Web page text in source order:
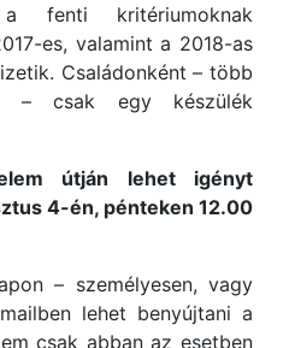
fenti kritériumoknak
es, valamint a 2018-as
Családonként – több
– csak egy készülék
útján lehet igényt
4-én, pénteken 12.00
– személyesen, vagy
lehet benyújtani a
csak abban az esetben